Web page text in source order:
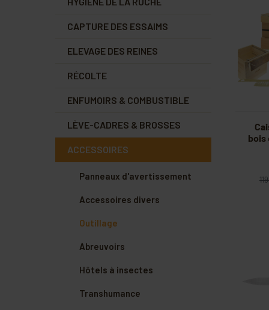
CAPTURE DES ESSAIMS
ELEVAGE DES REINES
RÉCOLTE
ENFUMOIRS & COMBUSTIBLE
LÈVE-CADRES & BROSSES
ACCESSOIRES
Panneaux d'avertissement
Accessoires divers
Outillage
Abreuvoirs
Hôtels à insectes
Transhumance
bois